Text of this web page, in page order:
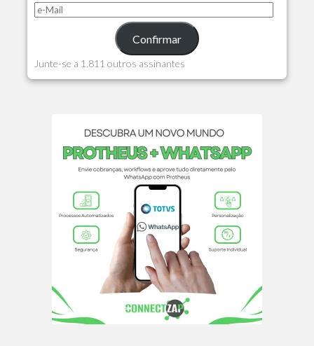
Confirmar
Junte-se a 1.811 outros assinantes